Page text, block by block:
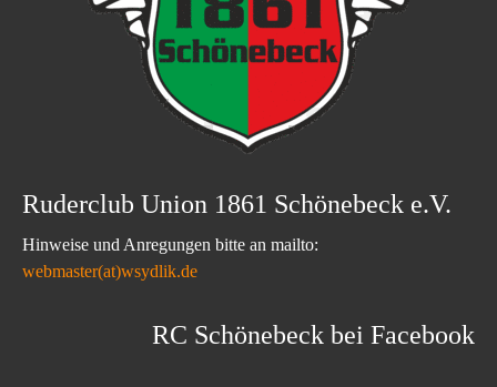
Ruderclub Union 1861 Schönebeck e.V.
Hinweise und Anregungen bitte an mailto:
webmaster(at)wsydlik.de
RC Schönebeck bei Facebook